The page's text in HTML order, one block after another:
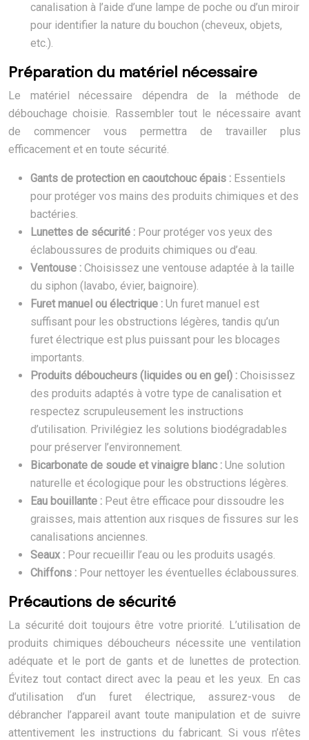
canalisation à l’aide d’une lampe de poche ou d’un miroir
pour identifier la nature du bouchon (cheveux, objets,
etc.).
Préparation du matériel nécessaire
Le matériel nécessaire dépendra de la méthode de
débouchage choisie. Rassembler tout le nécessaire avant
de commencer vous permettra de travailler plus
efficacement et en toute sécurité.
Gants de protection en caoutchouc épais : Essentiels
pour protéger vos mains des produits chimiques et des
bactéries.
Lunettes de sécurité : Pour protéger vos yeux des
éclaboussures de produits chimiques ou d’eau.
Ventouse : Choisissez une ventouse adaptée à la taille
du siphon (lavabo, évier, baignoire).
Furet manuel ou électrique : Un furet manuel est
suffisant pour les obstructions légères, tandis qu’un
furet électrique est plus puissant pour les blocages
importants.
Produits déboucheurs (liquides ou en gel) : Choisissez
des produits adaptés à votre type de canalisation et
respectez scrupuleusement les instructions
d’utilisation. Privilégiez les solutions biodégradables
pour préserver l’environnement.
Bicarbonate de soude et vinaigre blanc : Une solution
naturelle et écologique pour les obstructions légères.
Eau bouillante : Peut être efficace pour dissoudre les
graisses, mais attention aux risques de fissures sur les
canalisations anciennes.
Seaux : Pour recueillir l’eau ou les produits usagés.
Chiffons : Pour nettoyer les éventuelles éclaboussures.
Précautions de sécurité
La sécurité doit toujours être votre priorité. L’utilisation de
produits chimiques déboucheurs nécessite une ventilation
adéquate et le port de gants et de lunettes de protection.
Évitez tout contact direct avec la peau et les yeux. En cas
d’utilisation d’un furet électrique, assurez-vous de
débrancher l’appareil avant toute manipulation et de suivre
attentivement les instructions du fabricant. Si vous n’êtes